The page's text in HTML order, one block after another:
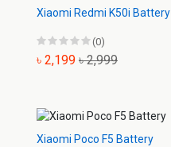
Xiaomi Redmi K50i Battery
(0)
৳ 2,199 ৳ 2,999
Xiaomi Poco F5 Battery